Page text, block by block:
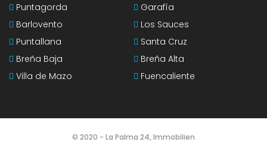
Puntagorda
Garafía
Barlovento
Los Sauces
Puntallana
Santa Cruz
Breña Baja
Breña Alta
Villa de Mazo
Fuencaliente
© 2020 - La Palma 24, Immobilien